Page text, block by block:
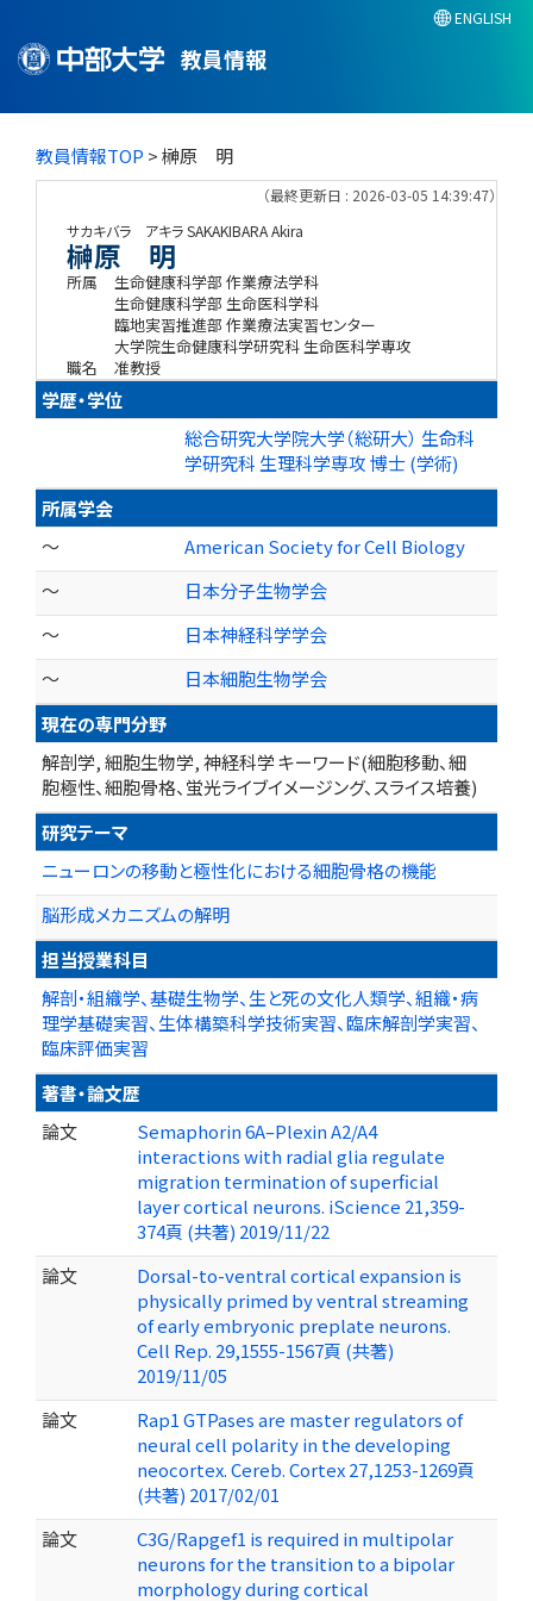
教員情報
ENGLISH
教員情報TOP > 榊原 明
（最終更新日 : 2026-03-05 14:39:47）
サカキバラ アキラSAKAKIBARA Akira
榊原 明
所属
生命健康科学部 作業療法学科
生命健康科学部 生命医科学科
臨地実習推進部 作業療法実習センター
大学院生命健康科学研究科 生命医科学専攻
職名
准教授
学歴・学位
総合研究大学院大学（総研大） 生命科
学研究科 生理科学専攻 博士 (学術)
所属学会
～
American Society for Cell Biology
～
日本分子生物学会
～
日本神経科学学会
～
日本細胞生物学会
現在の専門分野
解剖学, 細胞生物学, 神経科学 キーワード(細胞移動、細
胞極性、細胞骨格、蛍光ライブイメージング、スライス培養)
研究テーマ
ニューロンの移動と極性化における細胞骨格の機能
脳形成メカニズムの解明
担当授業科目
解剖・組織学、基礎生物学、生と死の文化人類学、組織・病
理学基礎実習、生体構築科学技術実習、臨床解剖学実習、
臨床評価実習
著書・論文歴
論文
Semaphorin 6A–Plexin A2/A4
interactions with radial glia regulate
migration termination of superficial
layer cortical neurons. iScience 21,359-
374頁 (共著) 2019/11/22
論文
Dorsal-to-ventral cortical expansion is
physically primed by ventral streaming
of early embryonic preplate neurons.
Cell Rep. 29,1555-1567頁 (共著)
2019/11/05
論文
Rap1 GTPases are master regulators of
neural cell polarity in the developing
neocortex. Cereb. Cortex 27,1253-1269頁
(共著) 2017/02/01
論文
C3G/Rapgef1 is required in multipolar
neurons for the transition to a bipolar
morphology during cortical